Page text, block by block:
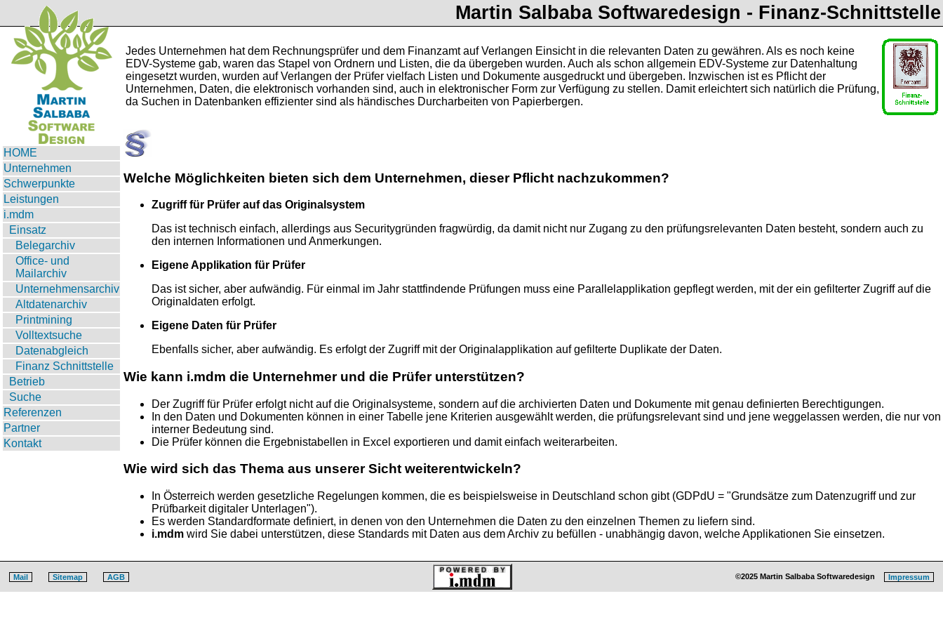
Martin Salbaba Softwaredesign - Finanz-Schnittstelle
HOME
Unternehmen
Schwerpunkte
Leistungen
i.mdm
Einsatz
Belegarchiv
Office- und
Mailarchiv
Unternehmensarchiv
Altdatenarchiv
Printmining
Volltextsuche
Datenabgleich
Finanz Schnittstelle
Betrieb
Suche
Referenzen
Partner
Kontakt
Jedes Unternehmen hat dem Rechnungsprüfer und dem Finanzamt auf Verlangen Einsicht in die relevanten Daten zu gewähren. Als es noch keine
EDV-Systeme gab, waren das Stapel von Ordnern und Listen, die da übergeben wurden. Auch als schon allgemein EDV-Systeme zur Datenhaltung
eingesetzt wurden, wurden auf Verlangen der Prüfer vielfach Listen und Dokumente ausgedruckt und übergeben. Inzwischen ist es Pflicht der
Unternehmen, Daten, die elektronisch vorhanden sind, auch in elektronischer Form zur Verfügung zu stellen. Damit erleichtert sich natürlich die Prüfung,
da Suchen in Datenbanken effizienter sind als händisches Durcharbeiten von Papierbergen.
Welche Möglichkeiten bieten sich dem Unternehmen, dieser Pflicht nachzukommen?
Zugriff für Prüfer auf das Originalsystem
Das ist technisch einfach, allerdings aus Securitygründen fragwürdig, da damit nicht nur Zugang zu den prüfungsrelevanten Daten besteht, sondern auch zu
den internen Informationen und Anmerkungen.
Eigene Applikation für Prüfer
Das ist sicher, aber aufwändig. Für einmal im Jahr stattfindende Prüfungen muss eine Parallelapplikation gepflegt werden, mit der ein gefilterter Zugriff auf die
Originaldaten erfolgt.
Eigene Daten für Prüfer
Ebenfalls sicher, aber aufwändig. Es erfolgt der Zugriff mit der Originalapplikation auf gefilterte Duplikate der Daten.
Wie kann i.mdm die Unternehmer und die Prüfer unterstützen?
Der Zugriff für Prüfer erfolgt nicht auf die Originalsysteme, sondern auf die archivierten Daten und Dokumente mit genau definierten Berechtigungen.
In den Daten und Dokumenten können in einer Tabelle jene Kriterien ausgewählt werden, die prüfungsrelevant sind und jene weggelassen werden, die nur von
interner Bedeutung sind.
Die Prüfer können die Ergebnistabellen in Excel exportieren und damit einfach weiterarbeiten.
Wie wird sich das Thema aus unserer Sicht weiterentwickeln?
In Österreich werden gesetzliche Regelungen kommen, die es beispielsweise in Deutschland schon gibt (GDPdU = "Grundsätze zum Datenzugriff und zur
Prüfbarkeit digitaler Unterlagen").
Es werden Standardformate definiert, in denen von den Unternehmen die Daten zu den einzelnen Themen zu liefern sind.
i.mdm wird Sie dabei unterstützen, diese Standards mit Daten aus dem Archiv zu befüllen - unabhängig davon, welche Applikationen Sie einsetzen.
Mail Sitemap AGB ©2025 Martin Salbaba Softwaredesign Impressum